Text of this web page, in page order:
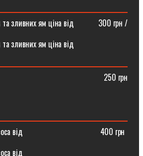
та зливних ям ціна від ⠀⠀⠀⠀300 грн /
зливних ям ціна від
⠀⠀⠀⠀⠀⠀⠀⠀⠀⠀⠀⠀⠀⠀⠀⠀⠀⠀250 грн
від ⠀⠀⠀⠀⠀⠀⠀⠀⠀⠀⠀⠀⠀400 грн
від